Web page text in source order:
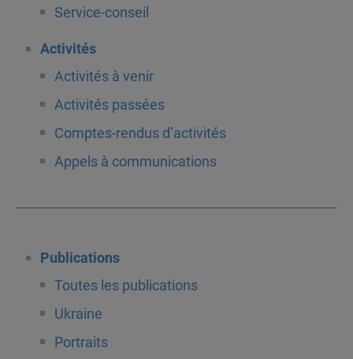
Service-conseil
Activités
Activités à venir
Activités passées
Comptes-rendus d’activités
Appels à communications
Publications
Toutes les publications
Ukraine
Portraits